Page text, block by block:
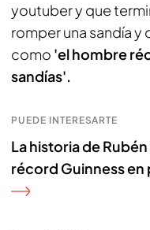
youtuber y que
romper una sandía
como 'el hombre
sandías'.
PUEDE INTERESARTE
La historia de
récord Guinness en